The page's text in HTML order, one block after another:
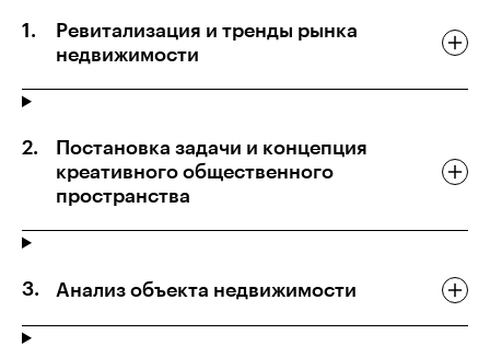
Ревитализация и тренды рынка
недвижимости
Постановка задачи и концепция
креативного общественного
пространства
Анализ объекта недвижимости